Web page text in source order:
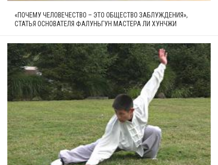
«ПОЧЕМУ ЧЕЛОВЕЧЕСТВО – ЭТО ОБЩЕСТВО ЗАБЛУЖДЕНИЯ»,
СТАТЬЯ ОСНОВАТЕЛЯ ФАЛУНЬГУН МАСТЕРА ЛИ ХУНЧЖИ